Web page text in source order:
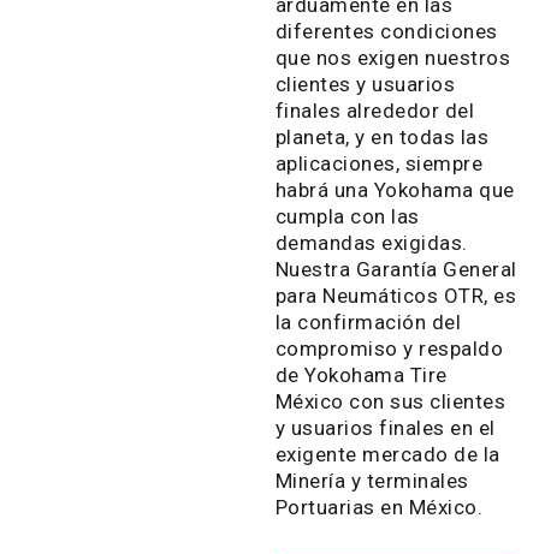
diferentes condiciones
que nos exigen nuestros
clientes y usuarios
finales alrededor del
planeta, y en todas las
aplicaciones, siempre
habrá una Yokohama que
cumpla con las
demandas exigidas.
Nuestra Garantía General
para Neumáticos OTR, es
la confirmación del
compromiso y respaldo
de Yokohama Tire
México con sus clientes
y usuarios finales en el
exigente mercado de la
Minería y terminales
Portuarias en México.